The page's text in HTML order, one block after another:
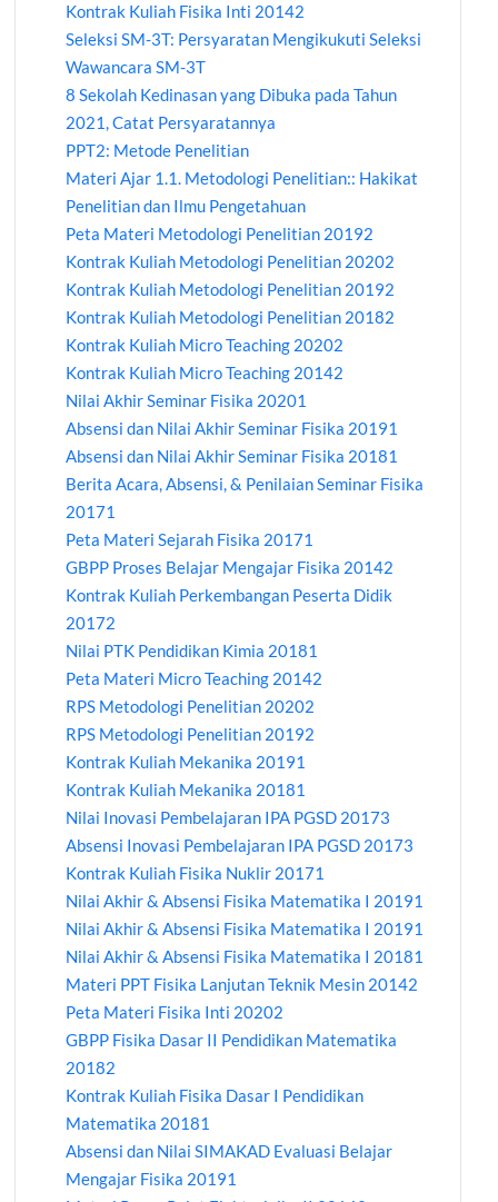
Kontrak Kuliah Fisika Inti 20142
Seleksi SM-3T: Persyaratan Mengikukuti Seleksi
Wawancara SM-3T
8 Sekolah Kedinasan yang Dibuka pada Tahun
2021, Catat Persyaratannya
PPT2: Metode Penelitian
Materi Ajar 1.1. Metodologi Penelitian:: Hakikat
Penelitian dan Ilmu Pengetahuan
Peta Materi Metodologi Penelitian 20192
Kontrak Kuliah Metodologi Penelitian 20202
Kontrak Kuliah Metodologi Penelitian 20192
Kontrak Kuliah Metodologi Penelitian 20182
Kontrak Kuliah Micro Teaching 20202
Kontrak Kuliah Micro Teaching 20142
Nilai Akhir Seminar Fisika 20201
Absensi dan Nilai Akhir Seminar Fisika 20191
Absensi dan Nilai Akhir Seminar Fisika 20181
Berita Acara, Absensi, & Penilaian Seminar Fisika
20171
Peta Materi Sejarah Fisika 20171
GBPP Proses Belajar Mengajar Fisika 20142
Kontrak Kuliah Perkembangan Peserta Didik
20172
Nilai PTK Pendidikan Kimia 20181
Peta Materi Micro Teaching 20142
RPS Metodologi Penelitian 20202
RPS Metodologi Penelitian 20192
Kontrak Kuliah Mekanika 20191
Kontrak Kuliah Mekanika 20181
Nilai Inovasi Pembelajaran IPA PGSD 20173
Absensi Inovasi Pembelajaran IPA PGSD 20173
Kontrak Kuliah Fisika Nuklir 20171
Nilai Akhir & Absensi Fisika Matematika I 20191
Nilai Akhir & Absensi Fisika Matematika I 20191
Nilai Akhir & Absensi Fisika Matematika I 20181
Materi PPT Fisika Lanjutan Teknik Mesin 20142
Peta Materi Fisika Inti 20202
GBPP Fisika Dasar II Pendidikan Matematika
20182
Kontrak Kuliah Fisika Dasar I Pendidikan
Matematika 20181
Absensi dan Nilai SIMAKAD Evaluasi Belajar
Mengajar Fisika 20191